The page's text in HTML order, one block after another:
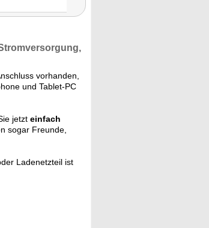
vorhanden,
und Tablet-PC
jetzt einfach
sogar Freunde,
Ladenetzteil ist